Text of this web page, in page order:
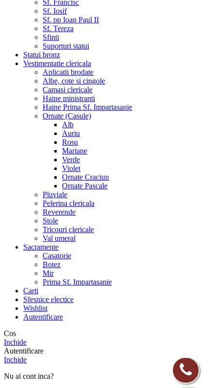
Sf. Francisc
Sf. Iosif
Sf. pp Ioan Paul II
Sf. Tereza
Sfinti
Suporturi statui
Statui bronz
Vestimentatie clericala
Aplicatii brodate
Albe, cote si cingole
Camasi clericale
Haine ministranti
Haine Prima Sf. Impartasanie
Ornate (Casule)
Alb
Auriu
Rosu
Mariane
Verde
Violet
Ornate Craciun
Ornate Pascale
Pluviale
Pelerina clericala
Reverende
Stole
Tricouri clericale
Val umeral
Sacramente
Casatorie
Botez
Mir
Prima Sf. Impartasanie
Carti
Sfesnice electice
Wishlist
Autentificare
Cos
Inchide
Autentificare
Inchide
Nu ai cont inca?